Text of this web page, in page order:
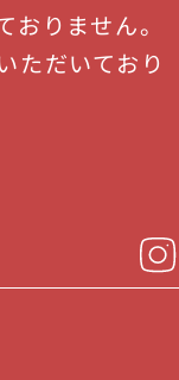
りません。
ただいており